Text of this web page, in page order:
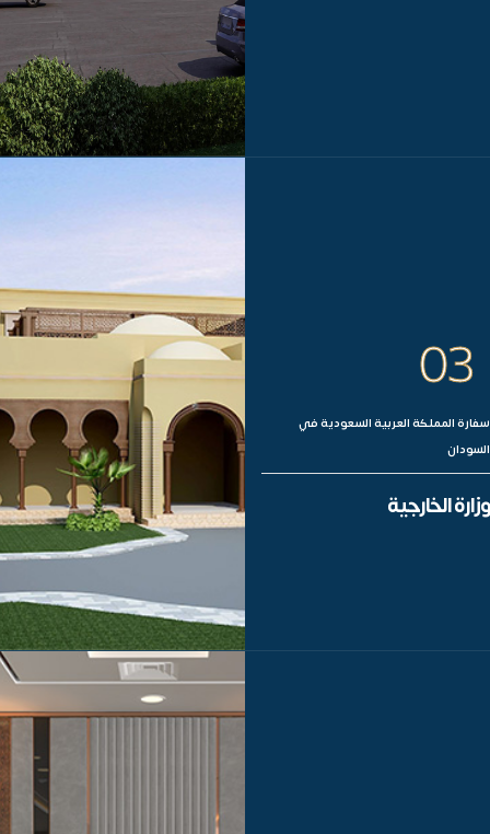
سفارة المملكة العربية السعودية في
السودان
وزارة الخارجية
03